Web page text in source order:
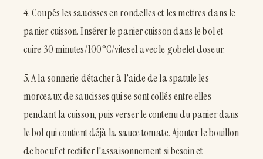
4. Coupés les saucisses en rondelles et les mettres dans le
panier cuisson. Insérer le panier cuisson dans le bol et
cuire 30 minutes/100°C/vitese1 avec le gobelet doseur.
5. A la sonnerie détacher à l'aide de la spatule les
morceaux de saucisses qui se sont collés entre elles
pendant la cuisson, puis verser le contenu du panier dans
le bol qui contient déjà la sauce tomate. Ajouter le bouillon
de boeuf et rectifier l'assaisonnement si besoin et